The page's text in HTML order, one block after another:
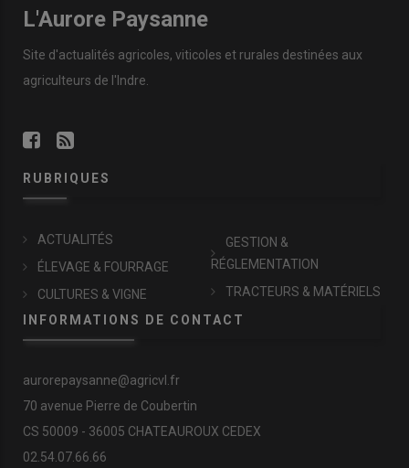
L'Aurore Paysanne
Site d'actualités agricoles, viticoles et rurales destinées aux
agriculteurs de l'Indre.
RUBRIQUES
ACTUALITÉS
ÉLEVAGE & FOURRAGE
CULTURES & VIGNE
GESTION &
RÉGLEMENTATION
TRACTEURS & MATÉRIELS
INFORMATIONS DE CONTACT
aurorepaysanne@agricvl.fr
70 avenue Pierre de Coubertin
CS 50009 - 36005 CHATEAUROUX CEDEX
02.54.07.66.66